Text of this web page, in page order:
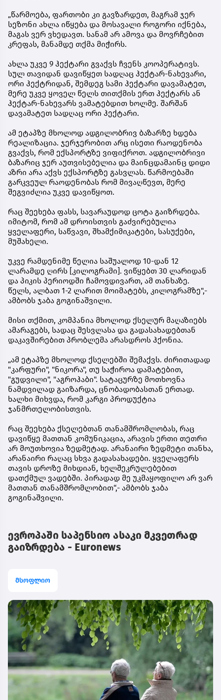
„წარმოება, ფართობი კი გავზარდეთ, მაგრამ ჯერ
სეზონი ახლა იწყება და მოსავალი როგორი იქნება,
მაგას ვერ ვხედავთ. სანამ არ ამოვა და მოვრჩებით
კრეფას, მანამდე თქმა მიჭირს.
ახლა უკვე 9 ჰექტარი გვაქვს ჩვენს კოოპერატივს.
სულ თავიდან დავიწყეთ სადღაც ჰექტარ-ნახევარი,
ორი ჰექტრიდან, შემდეგ სამი ჰექტარი დავამატეთ,
მერე უკვე ყოველ წელს თითქმის ერთ ჰექტარს ან
ჰექტარ-ნახევარს ვამატებდით ხოლმე. შარშან
დავამატეთ სადღაც ორი ჰექტარი.
ამ ეტაპზე მხოლოდ ადგილობრივ ბაზარზე ხდება
რეალიზაცია. ჯერჯერობით არც ისეთი რაოდენობა
გვაქვს, რომ ექსპორტზე ვიფიქროთ. ადგილობრივი
ბაზარიც ჯერ აუთვისებელია და მაინცდამაინც დიდი
აზრი არა აქვს ექსპორტზე გასვლას. წარმოებაში
გარკვეულ რაოდენობას რომ მივაღწევთ, მერე
შეგვიძლია უკვე დავიწყოთ.
რაც შეეხება ფასს, სავარაუდოდ ცოტა გაიზრდება.
იმიტომ, რომ ამ დროისთვის გაძვირებულია
ყველაფერი, საწვავი, შხამქიმიკატები, სასუქები,
მუშახელი.
უკვე რამდენიმე წელია საშუალოდ 10-დან 12
ლარამდე ღირს [კილოგრამი]. ვიწყებთ 30 ლარიდან
და პიკის პერიოდში ჩამოვდივართ, ამ თანხაზე.
წელს, ალბათ 1-2 ლარით მოიმატებს, კილოგრამზე",-
ამბობს ჯაბა გოგინაშვილი.
მისი თქმით, კომპანია მხოლოდ ქსელურ მაღაზიებს
ამარაგებს, სადაც შესვლასა და გადასახადებთან
დაკავშირებით პრობლემა არასდროს ჰქონია.
„ამ ეტაპზე მხოლოდ ქსელებში შემაქვს. ძირითადად
"კარფური", "ნიკორა", თუ საჭიროა დამატებით,
"გუდვილი", "აგროჰაბი". სატაცურზე მოთხოვნა
ნამდვილად გაიზარდა, ცნობადობასთან ერთად.
ხალხი მიხვდა, რომ კარგი პროდუქტია
ჯანმრთელობისთვის.
რაც შეეხება ქსელებთან თანამშრომლობას, რაც
დავიწყე მათთან კომუნიკაცია, არავის ერთი თეთრი
არ მოუთხოვია ზედმეტად. არანაირი ზედმეტი თანხა,
არანაირი რაღაც სხვა გადასახადები. ყველაფერს
თავის დროზე მიხდიან, ხელშეკრულებებით
დათქმულ ვადებში. პირადად მე უკმაყოფილო არ ვარ
მათთან თანამშრომლობით“,- ამბობს ჯაბა
გოგინაშვილი.
ევროპაში საპენსიო ასაკი მკვეთრად
გაიზრდება - Euronews
მსოფლიო